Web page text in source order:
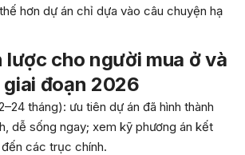
hơn dự án chỉ dựa vào câu chuyện hạ
lược cho người mua ở và
đoạn 2026
tháng): ưu tiên dự án đã hình thành
dễ sống ngay; xem kỹ phương án kết
các trục chính.